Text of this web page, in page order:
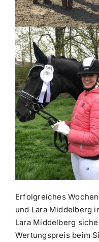
Erfolgreiches
und Lara Middelberg
Lara Middelberg
Wertungspreis beim